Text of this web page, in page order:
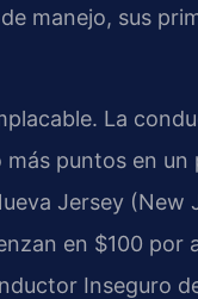
manejo, sus
La
puntos en
Jersey (New
en $100 por
Inseguro